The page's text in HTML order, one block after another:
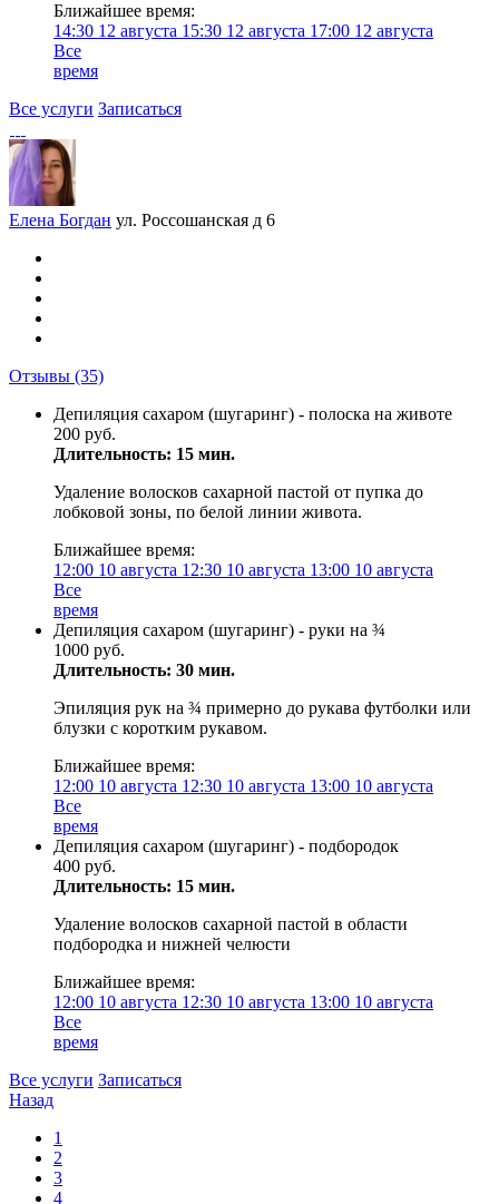
Ближайшее время:
14:30 12 августа 15:30 12 августа 17:00 12 августа
Все
время
Все услуги Записаться
Елена Богдан ул. Россошанская д 6
Отзывы (35)
Депиляция сахаром (шугаринг) - полоска на животе
200 руб.
Длительность: 15 мин.
Удаление волосков сахарной пастой от пупка до
лобковой зоны, по белой линии живота.
Ближайшее время:
12:00 10 августа 12:30 10 августа 13:00 10 августа
Все
время
Депиляция сахаром (шугаринг) - руки на ¾
1000 руб.
Длительность: 30 мин.
Эпиляция рук на ¾ примерно до рукава футболки или
блузки с коротким рукавом.
Ближайшее время:
12:00 10 августа 12:30 10 августа 13:00 10 августа
Все
время
Депиляция сахаром (шугаринг) - подбородок
400 руб.
Длительность: 15 мин.
Удаление волосков сахарной пастой в области
подбородка и нижней челюсти
Ближайшее время:
12:00 10 августа 12:30 10 августа 13:00 10 августа
Все
время
Все услуги Записаться
Назад
1
2
3
4